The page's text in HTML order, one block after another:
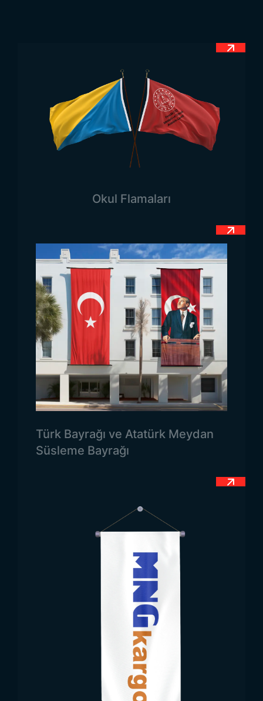
Modelleri ve Özellikleri
Dizili kağıt Türk bayrağı modelleri
hem de işlevsel özellikleriyle öne çıkar. Yüksek
kaliteli kağıt kullanılarak üretilir. Bu sayede daha
dayanıklı ve uzun ömürlüdür. Parlak ve dayanıklı
renklere sahip olup özellikle kırmızı-beyaz
tonlarının canlı kalması sağlanır.
Bayraklar belirli aralıklarla ip üzerine dizilir. Bu da
İhtiyaca göre farklı boyutlarda üretim yapılabilir.
küçükten büyüğe çeşitli ebatlar mevcuttur. Hafif
yapısıyla kolayca taşınabilir ve depolanabilir.
Toptan Dizili Kağıt Türk
Bayrağı Kullanım Alanları
Toptan dizili kağıt Türk bayrağı
çok sayıda
ortamda kullanılabilen çok yönlü dekoratif
ürünlerdir. Dolayısıyla ürünler pek çok farklı alanda
kullanılabilir.
Cumhuriyet Bayramı, 23 Nisan Ulusal Egemenlik ve
Çocuk Bayramı, 19 Mayıs Atatürk’ü Anma, Gençlik
ve Spor Bayramı gibi milli bayramlarda büyük
coşku yaratmak için ideal dekoratif bir çözümdür.
Etkinlik alanları, sokaklar, okul binaları ve resmi
kurumlar bu bayraklarla süslenerek ulusal coşkuya
gibi özel organizasyonlarda da Türk bayrağı
kullanımı geleneksel bir önem taşır.
Okul, belediye ve kamu binalarında hem iç hem de
dış mekanlarda kullanılarak kuruma millî bir hava
katabilir. Bayrakların sıralı görünümü topluluk
ruhunu güçlendiren bir etki yaratır. Fuar alanlarında,
festival etkinliklerinde veya açık hava
konserlerinde atmosferi renklendirip etkinlik
alanlarına milli bir coşku kazandırır. Kafeler,
restoranlar, alışveriş merkezleri ve mağazalar gibi
işletmelerde de özel günlerde dekoratif olarak
kullanılabilir. Bu sayede işletmeler ulusal
Okul Flamaları
Türk Bayrağı ve Atatürk Meydan
Süsleme Bayrağı